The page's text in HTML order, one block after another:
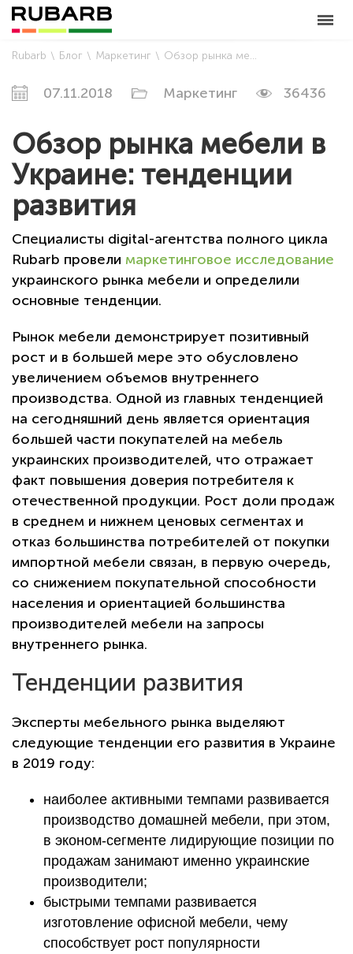
Rubarb Блог Маркетинг Обзор рынка мебели в Украине: тенденции развития
07.11.2018 Маркетинг 36436
Обзор рынка мебели в
Украине: тенденции
развития
Специалисты digital-агентства полного цикла
Rubarb провели маркетинговое исследование
украинского рынка мебели и определили
основные тенденции.
Рынок мебели демонстрирует позитивный
рост и в большей мере это обусловлено
увеличением объемов внутреннего
производства. Одной из главных тенденцией
на сегодняшний день является ориентация
большей части покупателей на мебель
украинских производителей, что отражает
факт повышения доверия потребителя к
отечественной продукции. Рост доли продаж
в среднем и нижнем ценовых сегментах и
отказ большинства потребителей от покупки
импортной мебели связан, в первую очередь,
со снижением покупательной способности
населения и ориентацией большинства
производителей мебели на запросы
внутреннего рынка.
Тенденции развития
Эксперты мебельного рынка выделяют
следующие тенденции его развития в Украине
в 2019 году:
наиболее активными темпами развивается
производство домашней мебели, при этом,
в эконом-сегменте лидирующие позиции по
продажам занимают именно украинские
производители;
быстрыми темпами развивается
изготовление офисной мебели, чему
способствует рост популярности